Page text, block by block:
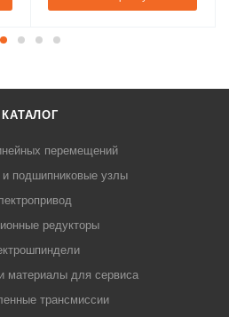
КАТАЛОГ
перемещений
подшипниковые узлы
редукторы
материалы для сервиса
трансмиссии